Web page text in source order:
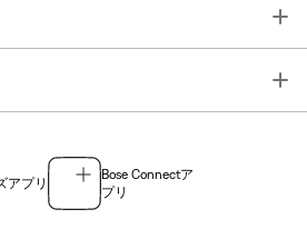
アプリ
Bose Connectア
プリ